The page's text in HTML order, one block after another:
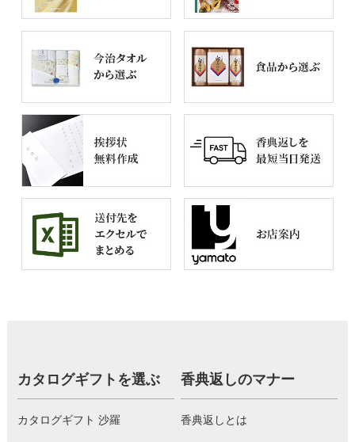
カタログギフトを選ぶ
カタログギフト 沙羅
香典返しのマナー
香典返しとは